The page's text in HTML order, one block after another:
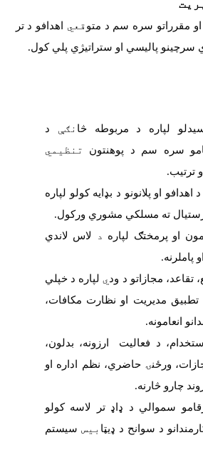
او مقرراتو سره سم د متو قعي
اهدافو د تر
سرچینو پالیسي او ستراتیژي پلي کول.
لپاره د مربوطه څا نګې د
سره سم د پوهنتون
تنظیمي
ترتیب.
د اهدافو او پلانونو د بډایه کولو لپاره
ته مسلکي مشوري ورکول.
او پرمختګ لپاره د
لاس لاندي
پاملرنه.
تقاعد، مجازاتو د ودي لپاره د خپلي
تطبیق مدیریت او نظارت مکافات،
انعامونه.
د فعالیت ارزونه، بدلون،
ورځنۍ حاضري، نظم اداره او
چارو څارنه.
سموالي د ډاډ تر لاسه کولو
د سوانح د ډیټا بيس سیستم